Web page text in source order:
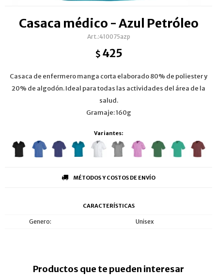
Casaca médico - Azul Petróleo
410075azp
$ 425
Casaca de enfermero manga corta elaborado 80% de poliester y
20% de algodón. Ideal para todas las actividades del área de la
salud.
Gramaje: 160g
Variantes:
MÉTODOS Y COSTOS DE ENVÍO
CARACTERÍSTICAS
Genero Unisex
Productos que te pueden interesar